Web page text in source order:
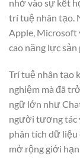
nhờ vào sự kết
trí tuệ nhân tạo.
Apple, Microsoft
cao năng lực sản
Trí tuệ nhân tạo
nghiệm mà đã
ngữ lớn như
người tương tác
phân tích dữ liệu
mở rộng giới